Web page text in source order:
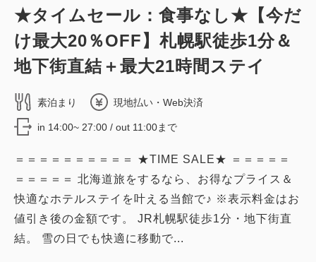
税・サービス料込
会員価格 41,250
税・サービス料込
■高層階エグゼクティブフロア■ツイン
／禁煙・19平米
シングルサイズ / 幅90-130cm×2
★タイムセール：食事なし★【今だ
け最大20％OFF】札幌駅徒歩1分＆
地下街直結＋最大21時間ステイ
素泊まり 現地払い・Web決済
in 14:00~ 27:00 / out 11:00まで
＝＝＝＝＝＝＝＝＝＝ ★TIME SALE★ ＝＝＝＝＝
＝＝＝＝＝ 北海道旅をするなら、お得なプライス＆
快適なホテルステイを叶える当館で♪ ※表示料金はお
値引き後の金額です。 JR札幌駅徒歩1分・地下街直
結。 雪の日でも快適に移動で...